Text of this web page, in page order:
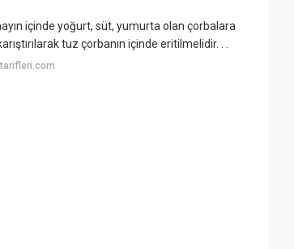
içinde yoğurt, süt, yumurta olan çorbalara
tuz çorbanın içinde eritilmelidir. . .